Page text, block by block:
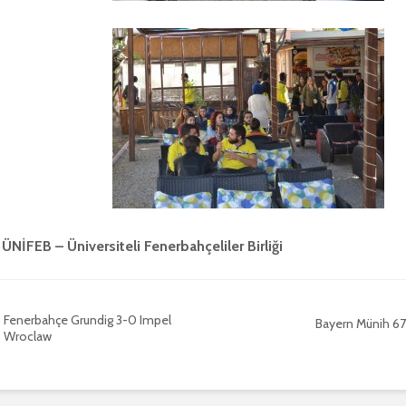
– Üniversiteli Fenerbahçeliler Birliği
Fenerbahçe Grundig 3-0 Impel
Wroclaw
Bayern Münih